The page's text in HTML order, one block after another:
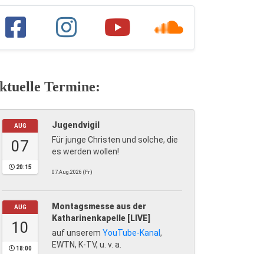
Termine:
AUG
07
20:15
Jugendvigil
Für junge Christen und solche, die
es werden wollen!
07.Aug.2026 (Fr)
AUG
10
18:00
Montagsmesse aus der
Katharinenkapelle [LIVE]
auf unserem YouTube-Kanal ,
EWTN, K-TV, u. v. a.